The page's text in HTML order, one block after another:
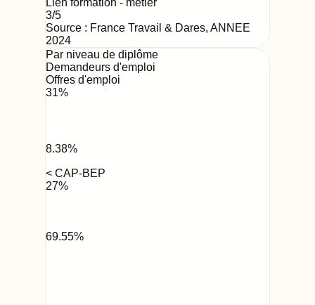
Lien formation - métier
3/5
Source : France Travail & Dares, ANNEE
2024
Par niveau de diplôme
Demandeurs d'emploi
Offres d'emploi
31%
8.38%
< CAP-BEP
27%
69.55%